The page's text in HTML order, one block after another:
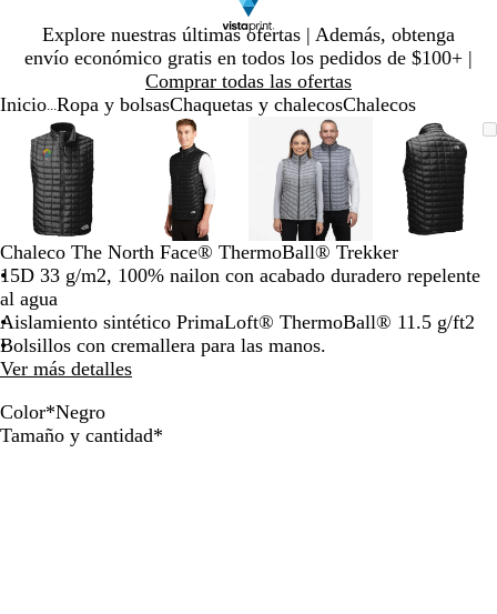
Explore nuestras últimas ofertas | Además, obtenga
envío económico gratis en todos los pedidos de $100+ |
Comprar todas las ofertas
Diapositiva
1
Inicio Ropa y bolsasChaquetas y chalecosChalecos
Imagen
ampliable
con
zoom
Ampliado
al
mínimo
Haga
clic
para
expandir
Use
la
tecla
de
más
(+)
menos
(-)
acercar/alejar
con
zoom
y
las
Imagen
ampliable
con
zoom
Ampliado
al
mínimo
Haga
clic
para
expandir
Use
la
tecla
de
más
(+)
y
(-)
acercar/alejar
Imagen
ampliable
con
zoom
Ampliado
al
mínimo
Haga
clic
para
expandir
Use
la
tecla
de
más
(+)
y
Imagen
con
zoom
al
mínimo
Haga
clic
para
Use
la
tecla
de
más
y
(-)
para
Diapositiva
Chaleco The North Face® ThermoBall® Trekker
15D 33 g/m2, 100% nailon con acabado duradero repelente
al agua
Aislamiento sintético PrimaLoft® ThermoBall® 11.5 g/ft2
Bolsillos con cremallera para las manos.
Ver más detalles
Color*Negro
G
N
Tamaño y cantidad*